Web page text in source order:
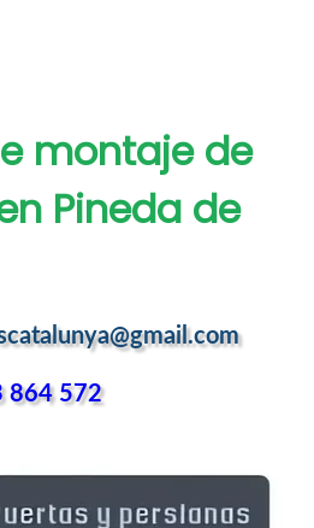
montaje de
Pineda de
864 572